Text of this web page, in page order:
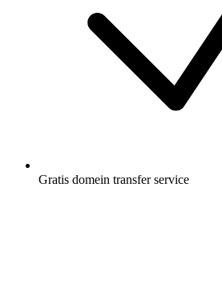
Gratis domein transfer service